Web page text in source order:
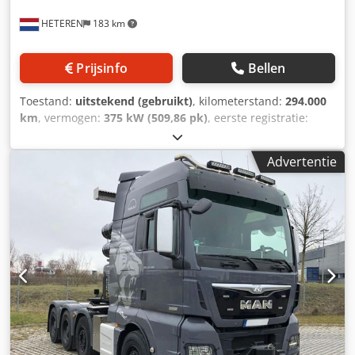
HETEREN 183 km
Prijsinfo Bellen
Toestand: uitstekend (gebruikt), kilometerstand: 294.000
km, vermogen: 375 kW (509,86 pk), eerste registratie:
diesel
brandstof:diesel, remmen:motorrem, kleur:wit,
slaapcabine, soort overbrenging:
, emissieklasse:Euro 6 , ophanging:
,
2017, Uitrusting:ABS, airconditioning, centrale
vergrendeling, cruise control, elektrisch verstelbare
spiegel, elektrische raamverstelling, koelkast,
navigatiesysteem, standkachel
, = Verdere opties en
accessoires = - Aluminium brandstoftank -
Rembekrachtiger - Geluidsarm - Snelheidsbegrenzer -
Luchtvering - Radio/cd-speler - Achteruitrijcamera -
Zonneklep - Standkachel - Xenonverlichting - Aftakas (PTO)
- Centrale smering = Verdere informatie = Asconfiguratie
Vooras 1: Sturend Vooras 2: Sturend Achteras 1: Vering:
Advertentie